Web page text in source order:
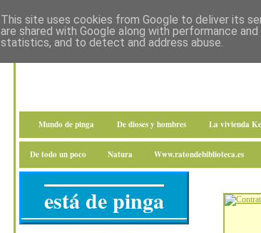
Mundo de pinga De dioses y hombres La vivienda
De todo un poco Natura Www.ratondebiblioteca.es
está de pinga
This site uses cookies from Google to deliver its
are shared with Google along with performance
statistics, and to detect and address abuse.